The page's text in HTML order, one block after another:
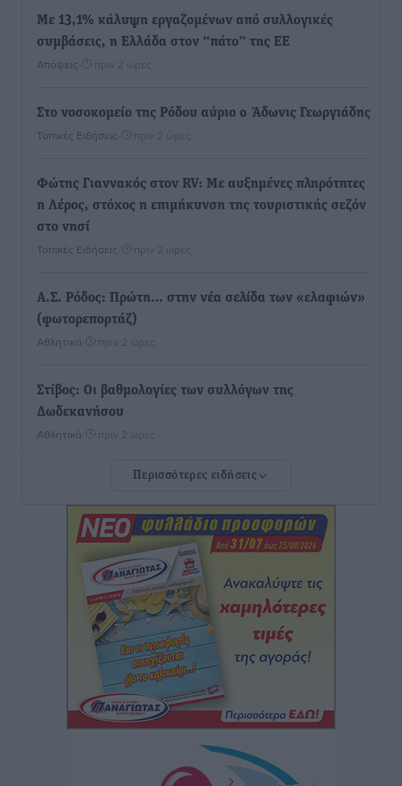
Με 13,1% κάλυψη εργαζομένων από συλλογικές
συμβάσεις, η Ελλάδα στον “πάτο” της ΕΕ
Απόψεις πριν 2 ώρες
Στο νοσοκομείο της Ρόδου αύριο ο Άδωνις Γεωργιάδης
Τοπικές Ειδήσεις πριν 2 ώρες
Φώτης Γιαννακός στον RV: Με αυξημένες πληρότητες
η Λέρος, στόχος η επιμήκυνση της τουριστικής σεζόν
στο νησί
Τοπικές Ειδήσεις πριν 2 ώρες
Α.Σ. Ρόδος: Πρώτη… στην νέα σελίδα των «ελαφιών»
(φωτορεπορτάζ)
Αθλητικά πριν 2 ώρες
Στίβος: Οι βαθμολογίες των συλλόγων της
Δωδεκανήσου
Αθλητικά πριν 2 ώρες
Νέες ταυτότητες: Ποιοι πρέπει να τις αλλάξουν άμεσα
και ποιοι όχι
• πριν 2 ώρες
Στον Ιπποκράτη η Μαρία Βλάχου
πριν 2 ώρες
Οικονομική ενίσχυση για συντήρηση στο κλειστό της
Καρπάθου
πριν 2 ώρες
συμβόλαιο πυγμαχίας με MTGP και BXGP για Ευρώπη
Περισσότερες ειδήσεις